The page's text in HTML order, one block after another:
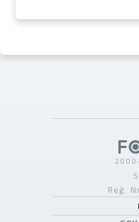
Reģ.